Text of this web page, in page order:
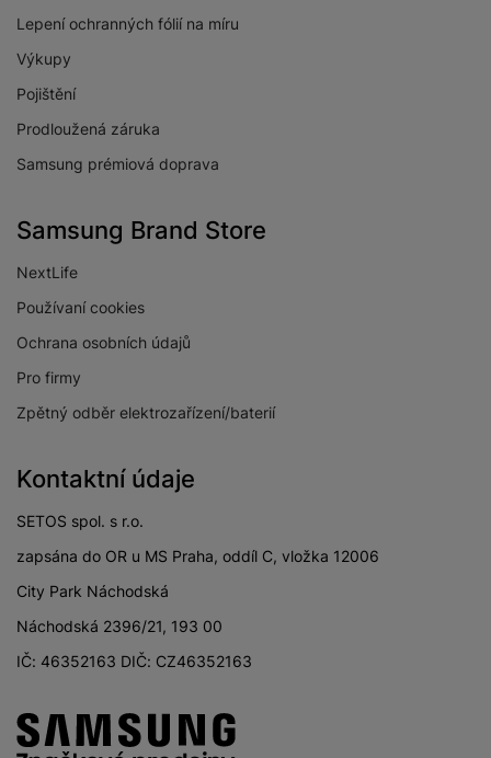
Lepení ochranných fólií na míru
Výkupy
Pojištění
Prodloužená záruka
Samsung prémiová doprava
Samsung Brand Store
NextLife
Používaní cookies
Ochrana osobních údajů
Pro firmy
Zpětný odběr elektrozařízení/baterií
Kontaktní údaje
SETOS spol. s r.o.
zapsána do OR u MS Praha, oddíl C, vložka 12006
City Park Náchodská
Náchodská 2396/21, 193 00
IČ: 46352163 DIČ: CZ46352163